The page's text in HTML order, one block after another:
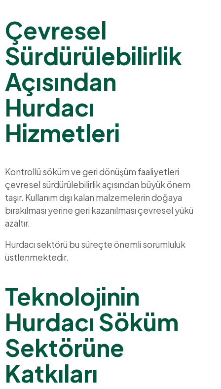
Çevresel
Sürdürülebilirlik
Açısından
Hurdacı
Hizmetleri
Kontrollü söküm ve geri dönüşüm faaliyetleri
çevresel sürdürülebilirlik açısından büyük önem
taşır. Kullanım dışı kalan malzemelerin doğaya
bırakılması yerine geri kazanılması çevresel yükü
azaltır.
Hurdacı sektörü bu süreçte önemli sorumluluk
üstlenmektedir.
Teknolojinin
Hurdacı Söküm
Sektörüne
Katkıları